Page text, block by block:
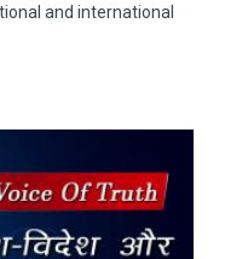
and international